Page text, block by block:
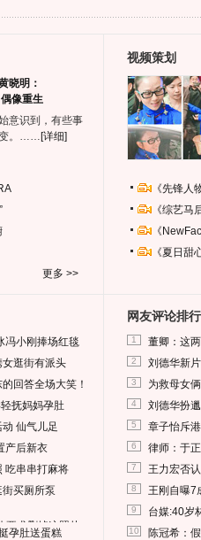
晓明：
像重生
意识到，有些事
变。…… [详细]
更多 >>
视频策划
《先锋
《综艺
《
《夏日
冯小刚捧场红毯
逛街有派头
回答全场大笑！
抚妈妈孕肚
仙气儿足
产后新衣
吃串串打麻将
买厕所泵
求删掉这照片
孕肚送蛋糕
网友评论排行
1 董卿：这
2 刘德华新
3 为救母女
4 刘德华扮
5 章子怡斥
6 律师：于
7 王力宏否
8 王刚自曝7
9 台媒:40岁
10 陈冠希：